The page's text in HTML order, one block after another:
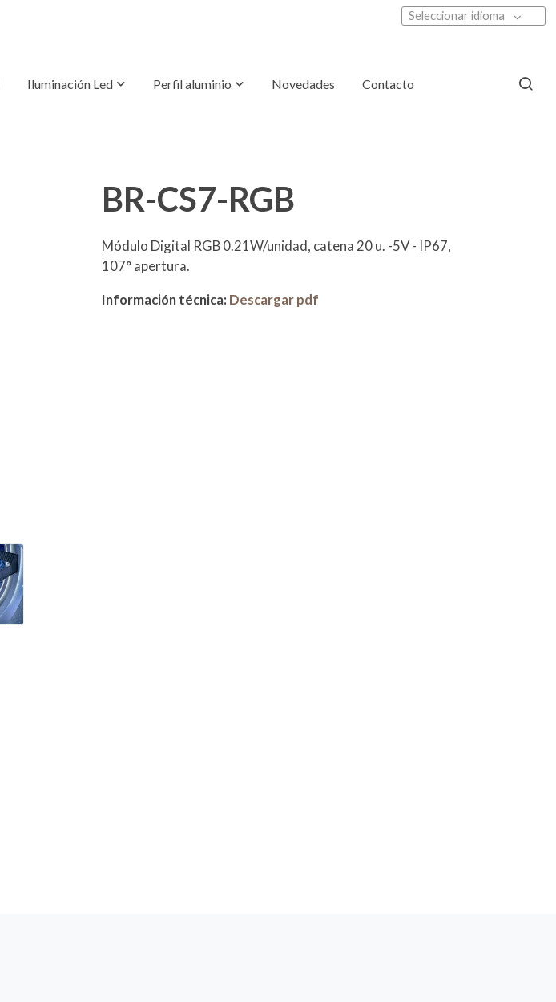
Seleccionar idioma
Iluminación Led Perfil aluminio Novedades Contacto
BR-CS7-RGB
Módulo Digital RGB 0.21W/unidad, catena 20 u. -5V - IP67,
107° apertura.
Información técnica: Descargar pdf